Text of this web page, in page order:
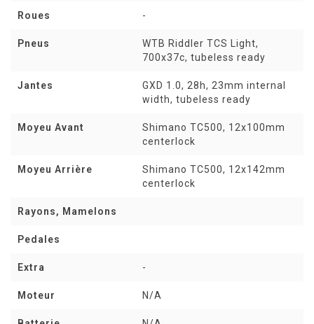
Roues -
Pneus
WTB Riddler TCS Light,
700x37c, tubeless ready
Jantes
GXD 1.0, 28h, 23mm internal
width, tubeless ready
Moyeu Avant
Shimano TC500, 12x100mm
centerlock
Moyeu Arrière
Shimano TC500, 12x142mm
centerlock
Rayons, Mamelons
Pedales
Extra -
Moteur N/A